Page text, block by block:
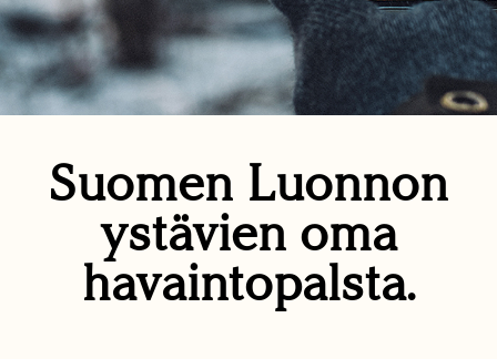
Suomen Luonnon
ystävien oma
havaintopalsta.